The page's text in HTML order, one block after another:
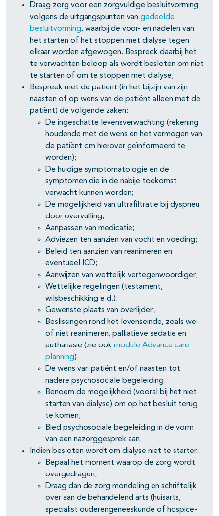
Draag zorg voor een zorgvuldige besluitvorming
volgens de uitgangspunten van gedeelde
besluitvorming, waarbij de voor- en nadelen van
het starten of het stoppen met dialyse tegen
elkaar worden afgewogen. Bespreek daarbij het
te verwachten beloop als wordt besloten om niet
te starten of om te stoppen met dialyse;
Bespreek met de patiënt (in het bijzijn van zijn
naasten of op wens van de patiënt alleen met de
patiënt) de volgende zaken:
De ingeschatte levensverwachting (rekening
houdende met de wens en het vermogen van
de patiënt om hierover geïnformeerd te
worden);
De huidige symptomatologie en de
symptomen die in de nabije toekomst
verwacht kunnen worden;
De mogelijkheid van ultrafiltratie bij dyspneu
door overvulling;
Aanpassen van medicatie;
Adviezen ten aanzien van vocht en voeding;
Beleid ten aanzien van reanimeren en
eventueel ICD;
Aanwijzen van wettelijk vertegenwoordiger;
Wettelijke regelingen (testament,
wilsbeschikking e.d.);
Gewenste plaats van overlijden;
Beslissingen rond het levenseinde, zoals wel
of niet reanimeren, palliatieve sedatie en
euthanasie (zie ook module Advance care
planning).
De wens van patiënt en/of naasten tot
nadere psychosociale begeleiding.
Benoem de mogelijkheid (vooral bij het niet
starten van dialyse) om op het besluit terug
te komen;
Bied psychosociale begeleiding in de vorm
van een nazorggesprek aan.
Indien besloten wordt om dialyse niet te starten:
Bepaal het moment waarop de zorg wordt
overgedragen;
Draag dan de zorg mondeling en schriftelijk
over aan de behandelend arts (huisarts,
specialist ouderengeneeskunde of hospice-